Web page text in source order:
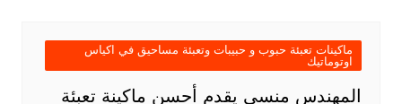
ماكينات تعبئة حبوب و حبيبات وتعبئة مساحيق في اكياس
اوتوماتيك
المهندس منسي يقدم أحسن ماكينة تعبئة